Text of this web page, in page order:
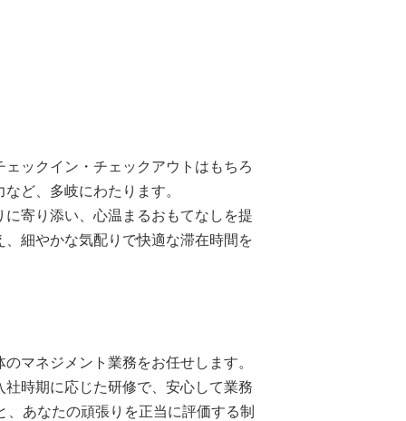
ックイン・チェックアウトはもちろ
ど、多岐にわたります。
寄り添い、心温まるおもてなしを提
細やかな気配りで快適な滞在時間を
マネジメント業務をお任せします。
時期に応じた研修で、安心して業務
あなたの頑張りを正当に評価する制